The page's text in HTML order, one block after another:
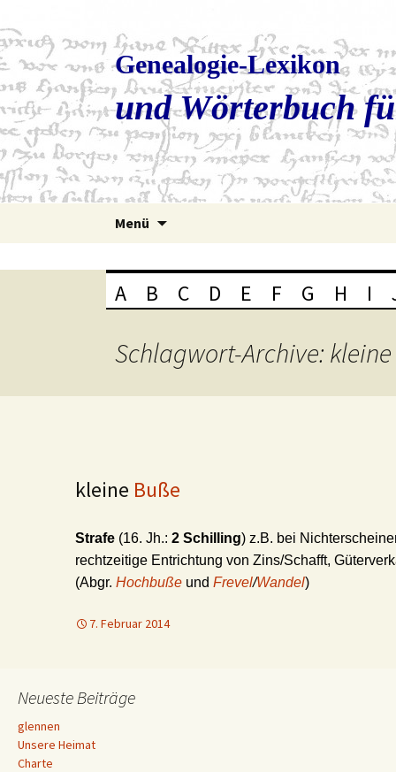
Genealogie-Lexikon
und Wörterbuch
Menü
A B C D E F G H I
Schlagwort-Archive:
kleine Buße
Strafe (16. Jh.: 2 Schilling) z.B. bei
rechtzeitige Entrichtung von Zins/Schafft,
(Abgr. Hochbuße und Frevel/Wandel)
7. Februar 2014
Neueste Beiträge
glennen
Unsere Heimat
Charte